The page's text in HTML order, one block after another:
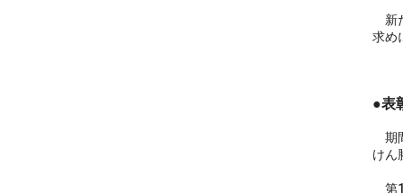
新
求め
●表
期
けん
第1